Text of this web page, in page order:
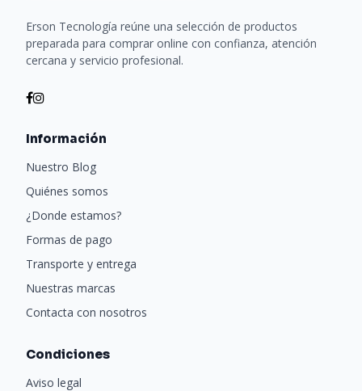
Erson Tecnología reúne una selección de productos
preparada para comprar online con confianza, atención
cercana y servicio profesional.
Información
Nuestro Blog
Quiénes somos
¿Donde estamos?
Formas de pago
Transporte y entrega
Nuestras marcas
Contacta con nosotros
Condiciones
Aviso legal